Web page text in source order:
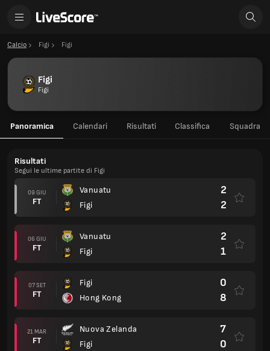
Calcio Figi Figi
Figi
Figi
Panoramica Calendari Risultati Classifica Squadra
Risultati
Segui le ultime partite di Figi
09 GIU
FT
Vanuatu
Figi
2
2
06 GIU
FT
Vanuatu
Figi
2
1
07 SET
FT
Figi
Hong Kong
0
8
21 MAR
FT
Nuova Zelanda
Figi
7
0